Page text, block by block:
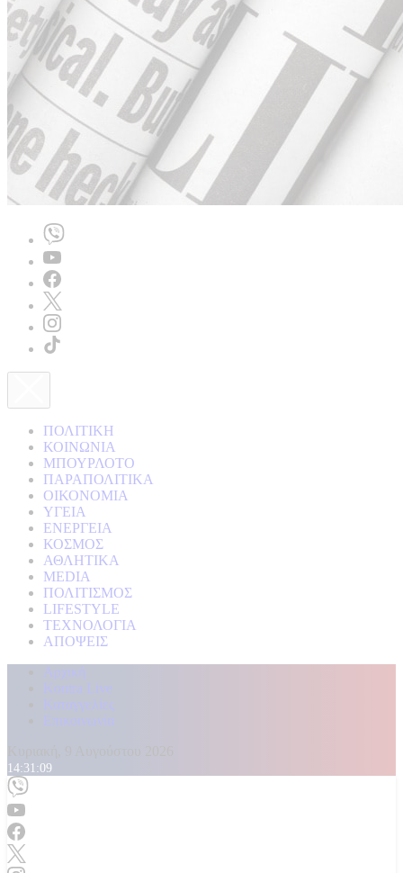
ΠΟΛΙΤΙΚΗ
ΚΟΙΝΩΝΙΑ
ΜΠΟΥΡΛΟΤΟ
ΠΑΡΑΠΟΛΙΤΙΚΑ
ΟΙΚΟΝΟΜΙΑ
ΥΓΕΙΑ
ΕΝΕΡΓΕΙΑ
ΚΟΣΜΟΣ
ΑΘΛΗΤΙΚΑ
MEDIA
ΠΟΛΙΤΙΣΜΟΣ
LIFESTYLE
ΤΕΧΝΟΛΟΓΙΑ
ΑΠΟΨΕΙΣ
Αρχική
Kontra Live
Καταγγελίες
Επικοινωνία
14:31:11